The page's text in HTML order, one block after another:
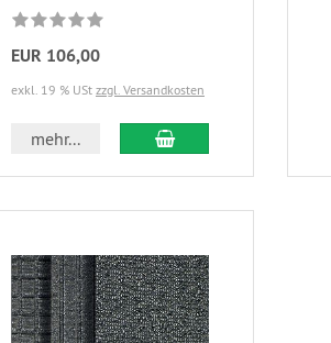
EUR 106,00
exkl. 19 % USt zzgl. Versandkosten
mehr...